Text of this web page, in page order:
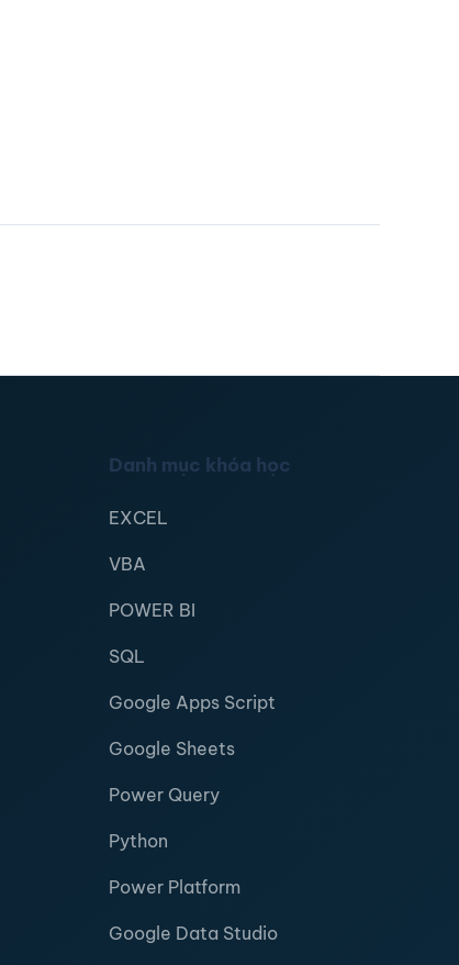
Danh mục khóa học
EXCEL
VBA
POWER BI
SQL
Google Apps Script
Google Sheets
Power Query
Python
Power Platform
Google Data Studio